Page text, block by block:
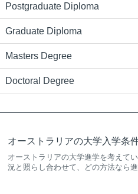
Postgraduate Diploma
Graduate Diploma
Masters Degree
Doctoral Degree
オーストラリアの大学入学条
オーストラリアの大学進学を考えて
況と照らし合わせて、どの方法なら